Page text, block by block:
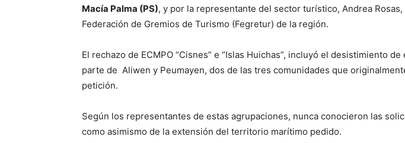
Macía Palma (PS), y por la representante del sector turístico, Andrea
Federación de Gremios de Turismo (Fegretur) de la región.
El rechazo de ECMPO “Cisnes” e “Islas Huichas”, incluyó el desistimiento
parte de Aliwen y Peumayen, dos de las tres comunidades que
petición.
Según los representantes de estas agrupaciones, nunca conocieron las
como asimismo de la extensión del territorio marítimo pedido.